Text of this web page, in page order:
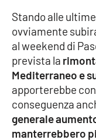
Cronaca
Cultura
Economia e
Politica
Stando alle
ovviamente
al weekend di
prevista la
Mediterraneo e
apporterebbe
conseguenza
generale
manterrebbero